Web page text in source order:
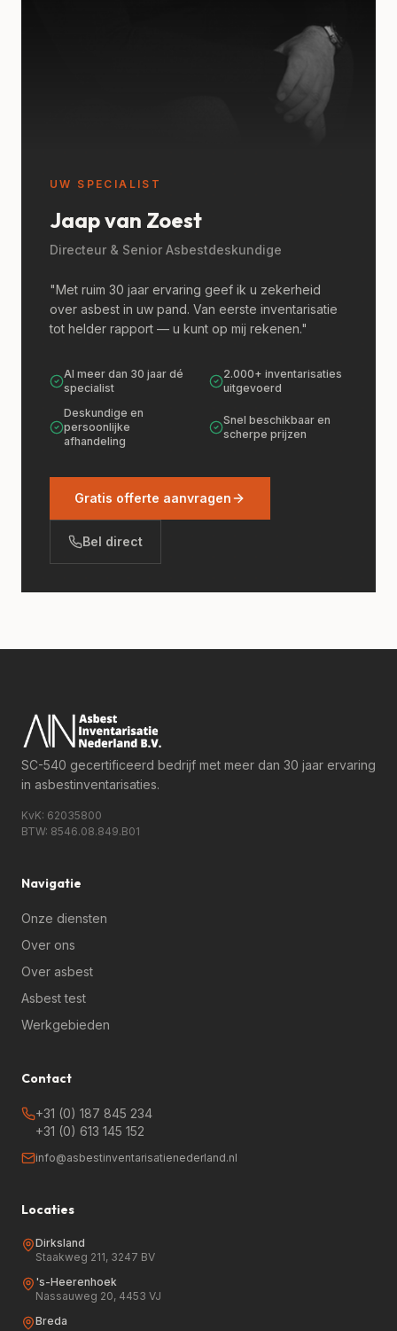
UW SPECIALIST
Jaap van Zoest
Directeur & Senior Asbestdeskundige
"Met ruim 30 jaar ervaring geef ik u zekerheid
over asbest in uw pand. Van eerste inventarisatie
tot helder rapport — u kunt op mij rekenen."
Al meer dan 30 jaar dé
specialist
2.000+ inventarisaties
uitgevoerd
Deskundige en
persoonlijke
afhandeling
Snel beschikbaar en
scherpe prijzen
Gratis offerte aanvragen
Bel direct
SC-540 gecertificeerd bedrijf met meer dan 30 jaar ervaring
in asbestinventarisaties.
KvK: 62035800
BTW: 8546.08.849.B01
Navigatie
Onze diensten
Over ons
Over asbest
Asbest test
Werkgebieden
Contact
+31 (0) 187 845 234
+31 (0) 613 145 152
info@asbestinventarisatienederland.nl
Locaties
Dirksland
Staakweg 211, 3247 BV
's-Heerenhoek
Nassauweg 20, 4453 VJ
Breda